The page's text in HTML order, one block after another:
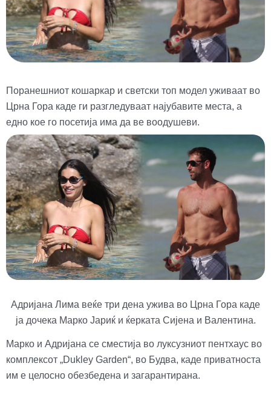
Поранешниот кошаркар и светски топ модел уживаат во
Црна Гора каде ги разгледуваат најубавите места, а
едно кое го посетија има да ве воодушеви.
Адријана Лима веќе три дена ужива во Црна Гора каде
ја дочека Марко Јариќ и ќерката Сијена и Валентина.
Марко и Адријана се сместија во луксузниот пентхаус во
комплексот „Dukley Garden“, во Будва, каде приватноста
им е целосно обезбедена и загарантирана.